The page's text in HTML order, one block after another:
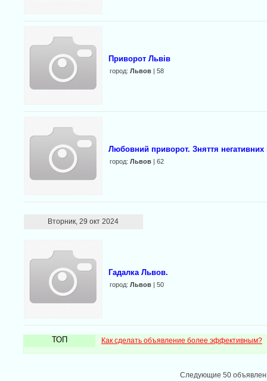
Приворот Львів
город: Львов | 58
Любовний приворот. Зняття
город: Львов | 62
Вторник, 29 окт 2024
Гадалка Львов.
город: Львов | 50
ТОП Как сделать объявление более эффективным?
Следующие 50